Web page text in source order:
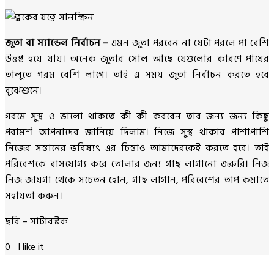
জুতা বা স্যান্ডেল নির্বাচন –এমন জুতা পরবেন না যেটা পরলে পা বেশি
উত্তপ্ত হয়ে যায়। অনেক জুতার সোল আছে যেগুলোর কারণে পায়ের
তালুতে গরম বেশি লাগে। তাই এ সময় জুতা নির্বাচন করতে হবে
বুঝেশুনে।
গরমে সুস্থ ও ভালো থাকতে কী কী করবেন তার জন্য জন্য কিছু
পরামর্শ আপনাদের জানিয়ে দিলাম। নিজে সুস্থ থাকার পাশাপাশি
নিজের সন্তানের ভবিষ্যৎ এর চিন্তাও আমাদেরকেই করতে হবে। তাই
পরিবেশকে বাসযোগ্য করে তোলার জন্য গাছ লাগানো জরুরি। নিজ
নিজ জায়গা থেকে সচেতন হোন, গাছ লাগান, পরিবেশের তাপ কমাতে
সহায়তা করুন।
ছবি – সাটারস্টক
0 I like it